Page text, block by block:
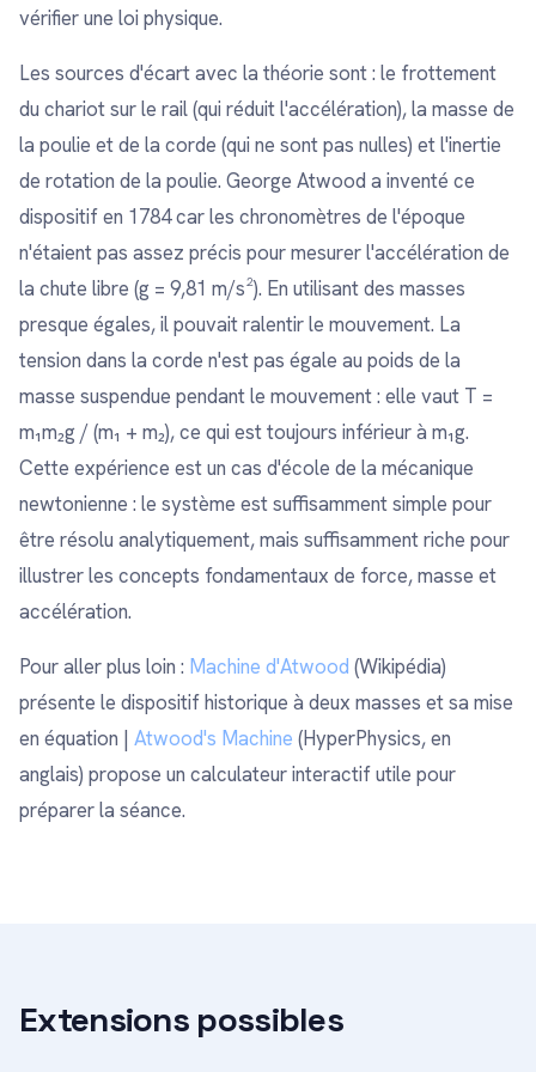
vérifier une loi physique.
Les sources d'écart avec la théorie sont : le frottement
du chariot sur le rail (qui réduit l'accélération), la masse de
la poulie et de la corde (qui ne sont pas nulles) et l'inertie
de rotation de la poulie. George Atwood a inventé ce
dispositif en 1784 car les chronomètres de l'époque
n'étaient pas assez précis pour mesurer l'accélération de
la chute libre (g = 9,81 m/s²). En utilisant des masses
presque égales, il pouvait ralentir le mouvement. La
tension dans la corde n'est pas égale au poids de la
masse suspendue pendant le mouvement : elle vaut T =
m₁m₂g / (m₁ + m₂), ce qui est toujours inférieur à m₁g.
Cette expérience est un cas d'école de la mécanique
newtonienne : le système est suffisamment simple pour
être résolu analytiquement, mais suffisamment riche pour
illustrer les concepts fondamentaux de force, masse et
accélération.
Pour aller plus loin : Machine d'Atwood (Wikipédia)
présente le dispositif historique à deux masses et sa mise
en équation | Atwood's Machine (HyperPhysics, en
anglais) propose un calculateur interactif utile pour
préparer la séance.
Extensions possibles